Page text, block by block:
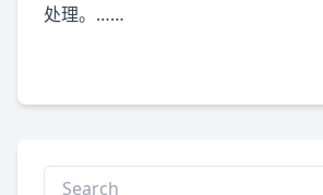
处理。……